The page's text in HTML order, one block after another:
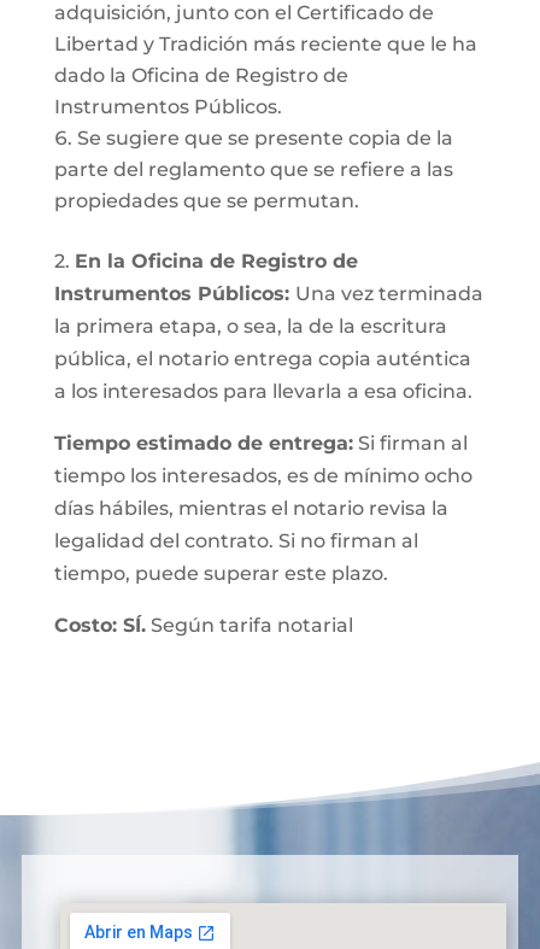
adquisición, junto con el Certificado de
Libertad y Tradición más reciente que le ha
dado la Oficina de Registro de
Instrumentos Públicos.
Se sugiere que se presente copia de la
parte del reglamento que se refiere a las
propiedades que se permutan.
2. En la Oficina de Registro de
Instrumentos Públicos: Una vez terminada
la primera etapa, o sea, la de la escritura
pública, el notario entrega copia auténtica
a los interesados para llevarla a esa oficina.
Tiempo estimado de entrega:Si firman al
tiempo los interesados, es de mínimo ocho
días hábiles, mientras el notario revisa la
legalidad del contrato. Si no firman al
tiempo, puede superar este plazo.
Costo: SÍ.Según tarifa notarial